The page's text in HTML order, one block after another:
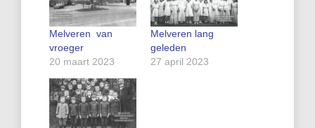
Melveren van
vroeger
20 maart 2023
Melveren lang
geleden
27 april 2023